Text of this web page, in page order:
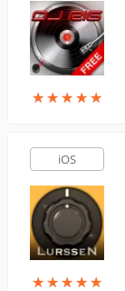
★★★★★
★★★★★
iOS
★★★★★
★★★★★